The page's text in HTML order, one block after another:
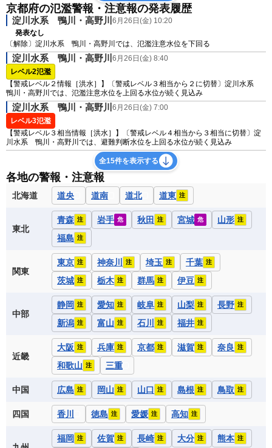
京都府の氾濫警報・注意報の発表履歴
淀川水系 鴨川・高野川 6月26日(金) 10:20
発表なし
〔解除〕淀川水系 鴨川・高野川では、氾濫注意水位を下回る
淀川水系 鴨川・高野川 6月26日(金) 8:40
レベル2氾濫
【警戒レベル２情報［洪水］】〔警戒レベル３相当から２に切替〕淀川水系
鴨川・高野川では、氾濫注意水位を上回る水位が続く見込み
淀川水系 鴨川・高野川 6月26日(金) 7:00
レベル3氾濫
【警戒レベル３相当情報［洪水］】〔警戒レベル４相当から３相当に切替〕淀
川水系 鴨川・高野川では、避難判断水位を上回る水位が続く見込み
全15件を表示する
各地の警報・注意報
北海道 道央 道南 道北 道東 注
東北
青森 注 岩手 危 秋田 注 宮城 危 山形 注
福島 注
関東
東京 注 神奈川 注 埼玉 注 千葉 注
茨城 注 栃木 注 群馬 注 伊豆 注
中部
静岡 注 愛知 注 岐阜 注 山梨 注 長野 注
新潟 注 富山 注 石川 注 福井 注
近畿
大阪 注 兵庫 注 京都 注 滋賀 注 奈良 注
和歌山 注 三重
中国 広島 注 岡山 注 山口 注 島根 注 鳥取 注
四国 香川 徳島 注 愛媛 注 高知 注
福岡 注 佐賀 注 長崎 注 大分 注 熊本 注